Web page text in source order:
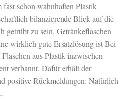
schon wahnhaften Plastik
bilanzierende Blick auf die
getrübt zu sein. Getränkeflaschen
wirklich gute Ersatzlösung ist Bei
aus Plastik inzwischen
verbannt. Dafür erhält der
positive Rückmeldungen: Natürlich